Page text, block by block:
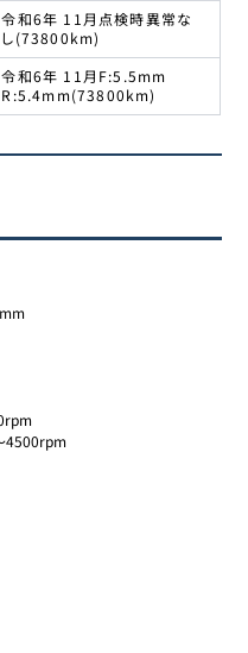
令和6年 11月点検時異常な
し(73800km)
令和6年 11月F:5.5mm
R:5.4mm(73800km)